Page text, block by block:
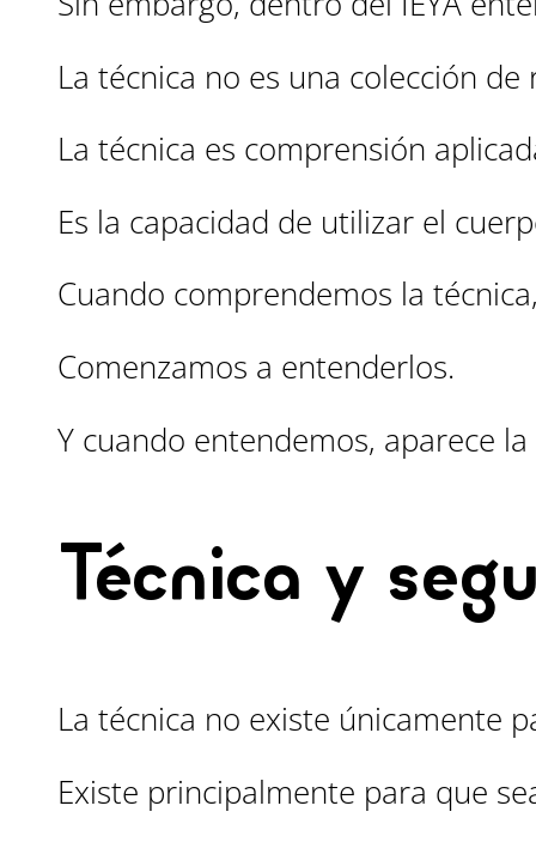
La técnica no es una colección de
La técnica es comprensión
Es la capacidad de utilizar el
Cuando comprendemos la
Comenzamos a entenderlos.
Y cuando entendemos, aparece
Técnica y
La técnica no existe únicamente
Existe principalmente para que